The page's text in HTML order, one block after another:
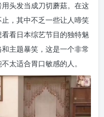
头发当成刀切蘑菇。在这
，其中不乏一些让人啼笑
看日本综艺节目的独特魅
主题暴笑，这是一个非常
太适合胃口敏感的人。